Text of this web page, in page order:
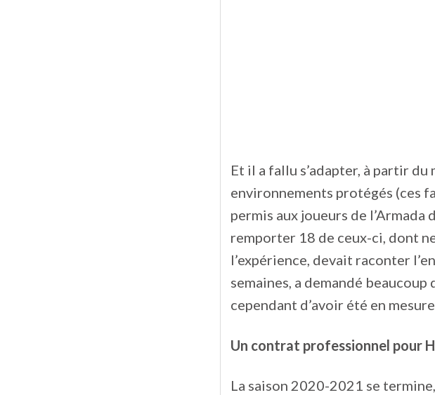
Et il a fallu s’adapter, à partir
environnements protégés (ces
permis aux joueurs de
remporter 18 de ceux-ci, dont
l’expérience, devait raconter
semaines, a demandé
cependant d’avoir été en
Un contrat professionnel pour
La saison 2020-2021 se